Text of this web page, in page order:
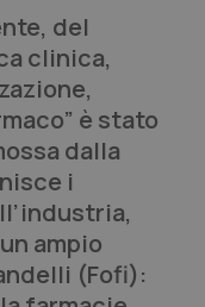
del
clinica,
è stato
dalla
i
ampio
(Fofi):